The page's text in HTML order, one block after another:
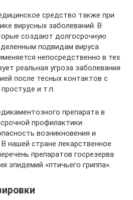
средство также при
вирусных заболеваний. В
создают долгосрочную
подвидам вируса
непосредственно в тех
реальная угроза заболевания
после тесных контактов с
и т.п.
препарата в
профилактики
возникновения и
нашей стране лекарственное
препаратов госрезерва
эпидемий «птичьего гриппа».